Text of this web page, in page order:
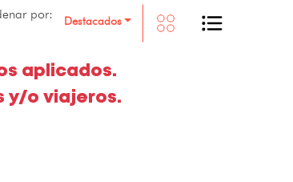
por: Destacados
aplicados.
y/o viajeros.